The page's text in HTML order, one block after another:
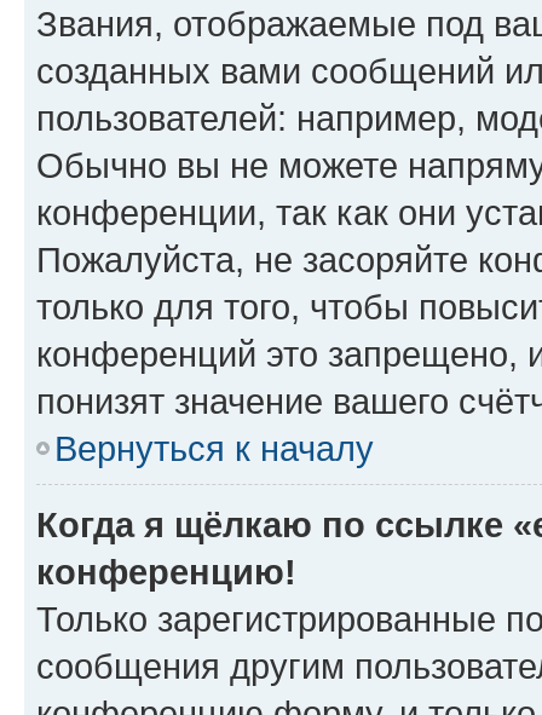
Звания, отображаемые под
созданных вами сообщений
пользователей: например,
Обычно вы не можете
конференции, так как они
Пожалуйста, не засоряйте
только для того, чтобы
конференций это запрещено,
понизят значение вашего
Вернуться к началу
Когда я щёлкаю по ссылке
конференцию!
Только зарегистрированные
сообщения другим